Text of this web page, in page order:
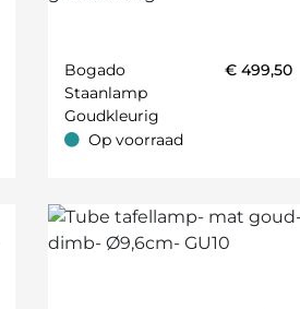
Bogado
Staanlamp
Goudkleurig
€ 499,50
Op voorraad
Op voorraad